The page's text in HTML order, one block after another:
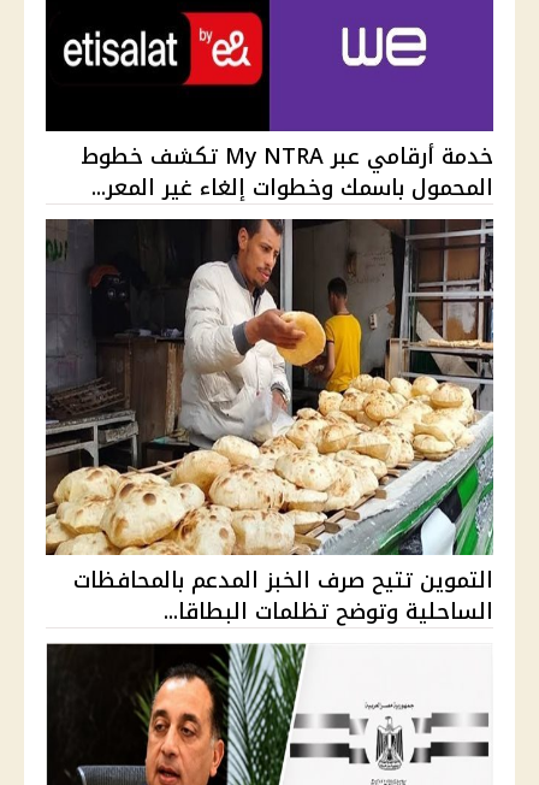
خدمة أرقامي عبر My NTRA تكشف خطوط
المحمول باسمك وخطوات إلغاء غير المعر...
التموين تتيح صرف الخبز المدعم بالمحافظات
الساحلية وتوضح تظلمات البطاقا...